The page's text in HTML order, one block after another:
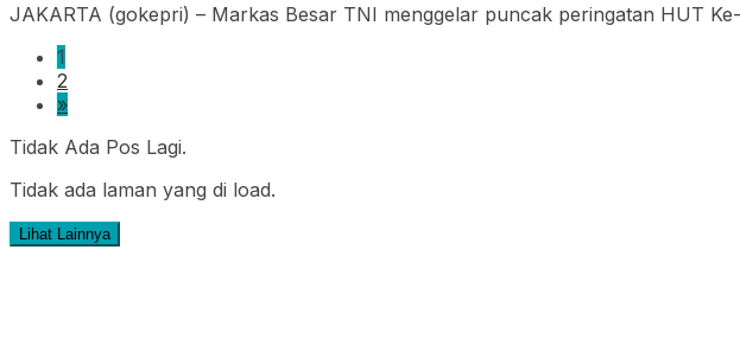
JAKARTA (gokepri) – Markas Besar TNI menggelar puncak peringatan HUT
1
2
»
Tidak Ada Pos Lagi.
Tidak ada laman yang di load.
Lihat Lainnya